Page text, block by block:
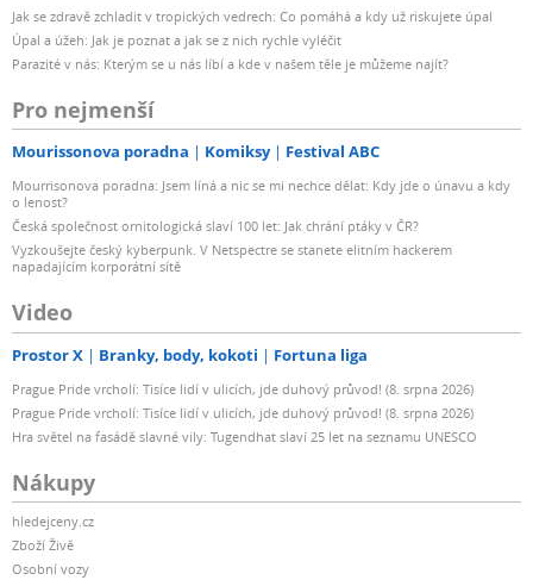
Jak se zdravě zchladit v tropických vedrech: Co pomáhá a kdy už riskujete úpal
Úpal a úžeh: Jak je poznat a jak se z nich rychle vyléčit
Parazité v nás: Kterým se u nás líbí a kde v našem těle je můžeme najít?
Pro nejmenší
Mourissonova poradna Komiksy Festival ABC
Mourrisonova poradna: Jsem líná a nic se mi nechce dělat: Kdy jde o únavu a kdy
o lenost?
Česká společnost ornitologická slaví 100 let: Jak chrání ptáky v ČR?
Vyzkoušejte český kyberpunk. V Netspectre se stanete elitním hackerem
napadajícím korporátní sítě
Video
Prostor X Branky, body, kokoti Fortuna liga
Prague Pride vrcholí: Tisíce lidí v ulicích, jde duhový průvod! (8. srpna 2026)
Prague Pride vrcholí: Tisíce lidí v ulicích, jde duhový průvod! (8. srpna 2026)
Hra světel na fasádě slavné vily: Tugendhat slaví 25 let na seznamu UNESCO
Nákupy
hledejceny.cz
Zboží Živě
Osobní vozy